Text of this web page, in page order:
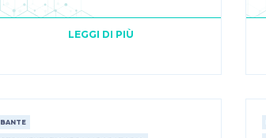
LEGGI DI PIÙ
BANTE